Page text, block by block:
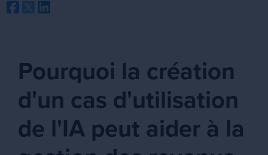
Facebook
Twitter
Pourquoi la création
d'un cas d'utilisation
de l'IA peut aider à la